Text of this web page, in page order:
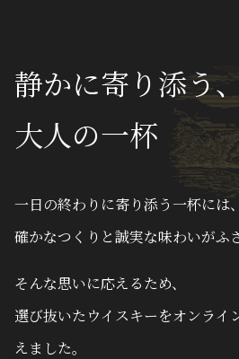
静かに寄り添う、
大人の一杯
一日の終わりに寄り添う一杯には、
確かなつくりと誠実な味わいがふ
そんな思いに応えるため、
選び抜いたウイスキーをオンライ
えました。